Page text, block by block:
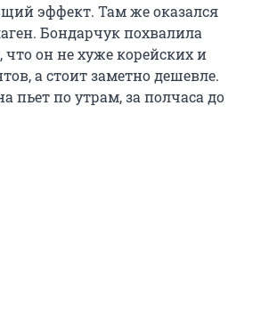
эффект. Там же оказался
Бондарчук похвалила
что он не хуже корейских и
а стоит заметно дешевле.
пьет по утрам, за полчаса до